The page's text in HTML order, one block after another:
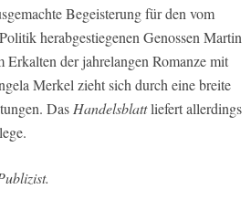
Begeisterung für den vom
herabgestiegenen Genossen Martin
Erkalten der jahrelangen Romanze mit
Merkel zieht sich durch eine breite
Das Handelsblattliefert allerdings